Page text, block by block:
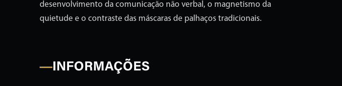
desenvolvimento da comunicação não verbal, o magnetismo da
quietude e o contraste das máscaras de palhaços tradicionais.
INFORMAÇÕES